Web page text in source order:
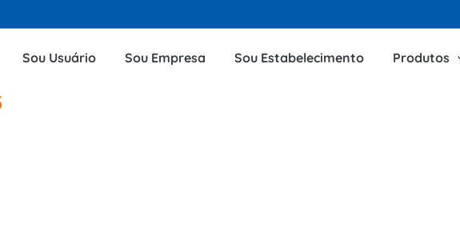
Sou Usuário Sou Empresa Sou Estabelecimento Produtos